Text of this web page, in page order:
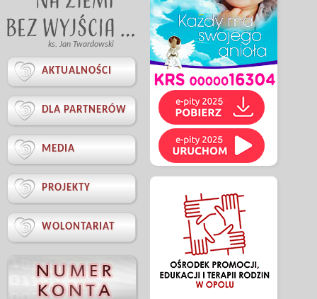
ks. Jan Twardowski
 AKTUALNOŚCI
 DLA PARTNERÓW
 MEDIA
 PROJEKTY
 WOLONTARIAT